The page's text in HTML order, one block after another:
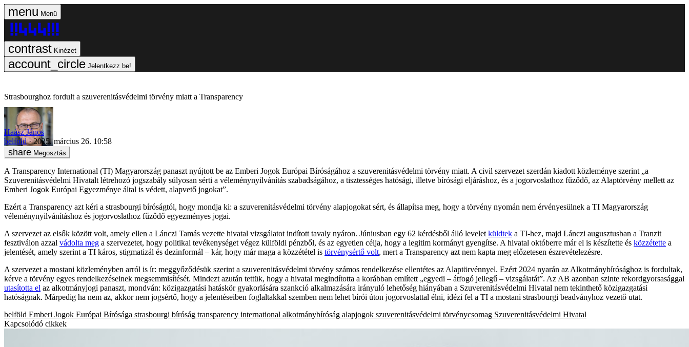
Menü
Kinézet
Jelentkezz be!
Strasbourghoz fordult a szuverenitásvédelmi törvény miatt a Transparency
Haász János
belföld
2025. március 26. 10:58
Megosztás
A Transparency International (TI) Magyarország panaszt nyújtott be az Emberi Jogok Európai Bíróságához a szuverenitásvédelmi törvény miatt. A civil szervezet szerdán kiadott közleménye szerint „a
Szuverenitásvédelmi Hivatalt létrehozó jogszabály súlyosan sérti a véleménynyilvánítás szabadságához, a tisztességes hatósági, illetve bírósági eljáráshoz, és a jogorvoslathoz fűződő, az Alaptörvény mellett az
Emberi Jogok Európai Egyezménye által is védett, alapvető jogokat”.
Ezért a Transparency azt kéri a strasbourgi bíróságtól, hogy mondja ki: a szuverenitásvédelmi törvény alapjogokat sért, és állapítsa meg, hogy a törvény nyomán nem érvényesülnek a TI Magyarország
véleménynyilvánításhoz és jogorvoslathoz fűződő egyezményes jogai.
A szervezet az elsők között volt, amely ellen a Lánczi Tamás vezette hivatal vizsgálatot indított tavaly nyáron. Júniusban egy 62 kérdésből álló levelet küldtek a TI-hez, majd Lánczi augusztusban a Tranzit
fesztiválon azzal vádolta meg a szervezetet, hogy politikai tevékenységet végez külföldi pénzből, és az egyetlen célja, hogy a legitim kormányt gyengítse. A hivatal októberre már el is készítette és közzétette a
jelentését, amely szerint a TI káros, stigmatizál és dezinformál – kár, hogy már maga a közzététel is törvénysértő volt, mert a Transparency azt nem kapta meg előzetesen észrevételezésre.
A szervezet a mostani közleményben arról is ír: meggyőződésük szerint a szuverenitásvédelmi törvény számos rendelkezése ellentétes az Alaptörvénnyel. Ezért 2024 nyarán az Alkotmánybírósághoz is fordultak,
kérve a törvény egyes rendelkezéseinek megsemmisítését. Mindezt azután tettük, hogy a hivatal megindította a korábban említett „egyedi – átfogó jellegű – vizsgálatát”. Az AB azonban szinte rekordgyorsasággal
utasította el az alkotmányjogi panaszt, mondván: közigazgatási hatáskör gyakorlására szankció alkalmazására irányuló lehetőség hiányában a Szuverenitásvédelmi Hivatal nem tekinthető közigazgatási
hatóságnak. Márpedig ha nem az, akkor nem jogsértő, hogy a jelentéseiben foglaltakkal szemben nem lehet bírói úton jogorvoslattal élni, idézi fel a TI a mostani strasbourgi beadványhoz vezető utat.
belföld Emberi Jogok Európai Bírósága strasbourgi bíróság transparency international alkotmánybíróság alapjogok szuverenitásvédelmi törvénycsomag Szuverenitásvédelmi Hivatal
Kapcsolódó cikkek